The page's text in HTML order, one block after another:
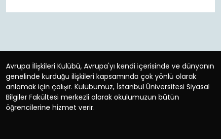
Avrupa İlişkileri Kulübü, Avrupa'yı kendi içerisinde ve dünyanın
genelinde kurduğu ilişkileri kapsamında çok yönlü olarak
anlamak için çalışır. Kulübümüz, İstanbul Üniversitesi Siyasal
Bilgiler Fakültesi merkezli olarak okulumuzun bütün
öğrencilerine hizmet verir.